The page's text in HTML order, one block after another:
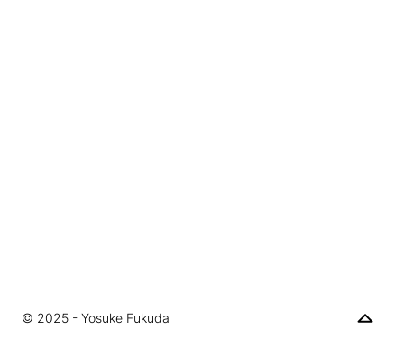
© 2025 - Yosuke Fukuda